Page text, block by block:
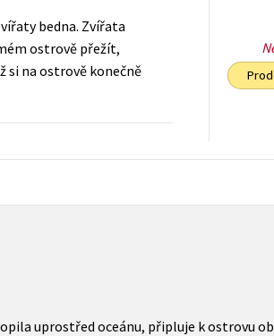
bedna. Zvířata
ostrově přežít,
si na ostrově konečně
uprostřed oceánu, připluje k ostrovu